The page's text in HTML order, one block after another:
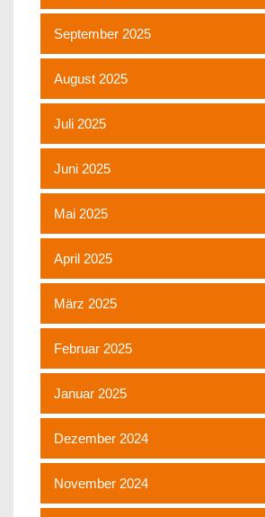
September 2025
August 2025
Juli 2025
Juni 2025
Mai 2025
April 2025
März 2025
Februar 2025
Januar 2025
Dezember 2024
November 2024